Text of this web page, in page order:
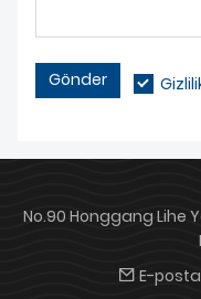
Gönder
No.90 Honggang Lihe
E-